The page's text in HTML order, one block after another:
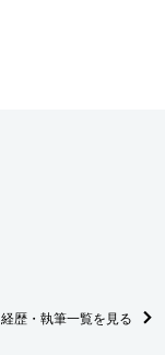
経歴・執筆一覧を見る